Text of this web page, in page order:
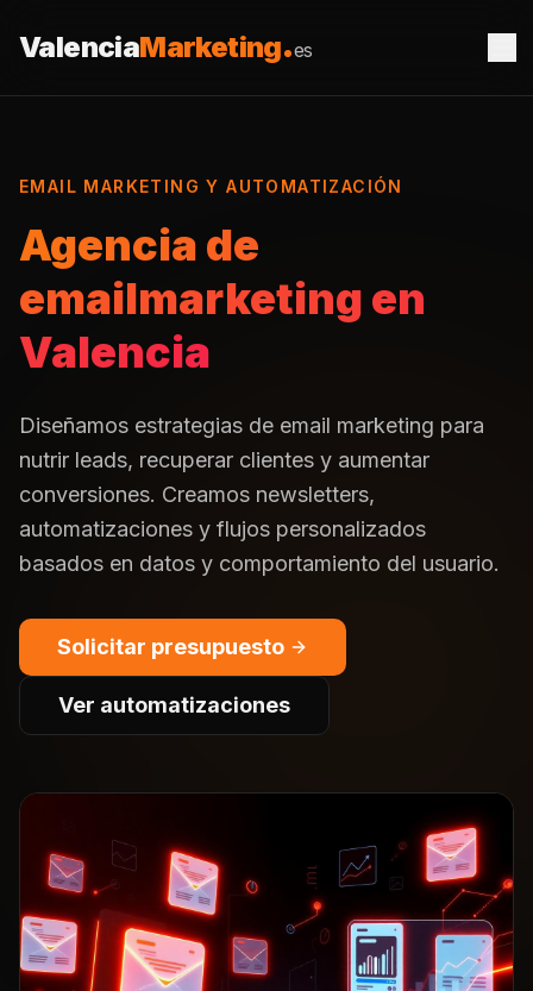
ValenciaMarketing es
EMAIL MARKETING Y AUTOMATIZACIÓN
Agencia de
emailmarketing en
Valencia
Diseñamos estrategias de email marketing para
nutrir leads, recuperar clientes y aumentar
conversiones. Creamos newsletters,
automatizaciones y flujos personalizados
basados en datos y comportamiento del usuario.
Solicitar presupuesto
Ver automatizaciones